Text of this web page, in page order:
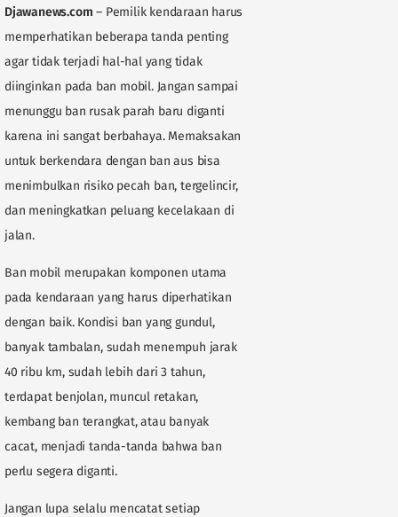
Djawanews.com – Pemilik kendaraan harus
memperhatikan beberapa tanda penting
agar tidak terjadi hal-hal yang tidak
diinginkan pada ban mobil. Jangan sampai
menunggu ban rusak parah baru diganti
karena ini sangat berbahaya. Memaksakan
untuk berkendara dengan ban aus bisa
menimbulkan risiko pecah ban, tergelincir,
dan meningkatkan peluang kecelakaan di
jalan.
Ban mobil merupakan komponen utama
pada kendaraan yang harus diperhatikan
dengan baik. Kondisi ban yang gundul,
banyak tambalan, sudah menempuh jarak
40 ribu km, sudah lebih dari 3 tahun,
terdapat benjolan, muncul retakan,
kembang ban terangkat, atau banyak
cacat, menjadi tanda-tanda bahwa ban
perlu segera diganti.
Jangan lupa selalu mencatat setiap